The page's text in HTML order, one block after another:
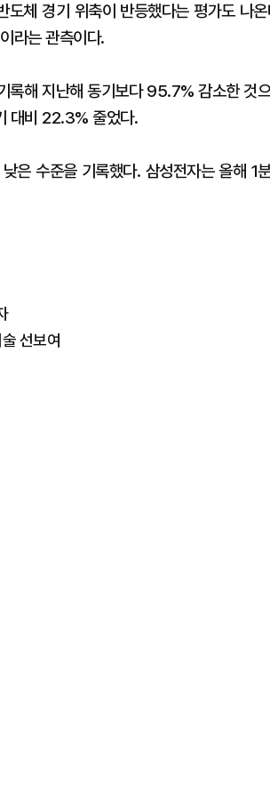
체 경기 위축이 반등했다는 평가도 나온
라는 관측이다.
록해 지난해 동기보다 95.7% 감소한 것
대비 22.3% 줄었다.
수준을 기록했다. 삼성전자는 올해 1분
선보여